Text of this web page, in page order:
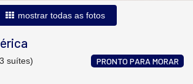
mostrar todas as fotos
PRONTO PARA MORAR
suítes)